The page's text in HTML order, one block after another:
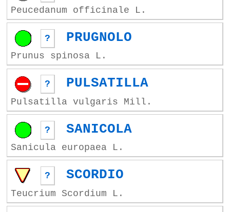
Peucedanum officinale L.
? PRUGNOLO
Prunus spinosa L.
? PULSATILLA
Pulsatilla vulgaris Mill.
? SANICOLA
Sanicula europaea L.
? SCORDIO
Teucrium Scordium L.